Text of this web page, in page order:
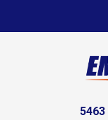
5463